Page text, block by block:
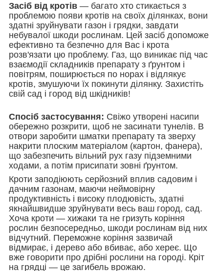
Засіб від кротів — багато хто стикається з
проблемою появи кротів на своїх ділянках, вони
здатні зруйнувати газон і грядки, завдати
небувалої шкоди рослинам. Цей засіб допоможе
ефективно та безпечно для Вас і крота
розв'язати цю проблему. Газ, що виникає під час
взаємодії складників препарату з ґрунтом і
повітрям, поширюється по норах і відлякує
кротів, змушуючи їх покинути ділянку. Захистіть
свій сад і город від шкідників!
Спосіб застосування: Свіжо утворені насипи
обережно розкрити, щоб не засинати тунелів. В
отвори заробити шматки препарату та зверху
накрити плоским матеріалом (картон, фанера),
що забезпечить вільний рух газу підземними
ходами, а потім присипати зовні ґрунтом.
Кроти заподіюють серйозний вплив садовим і
дачним газонам, маючи неймовірну
продуктивність і високу плодювість, здатні
якнайшвидше зруйнувати весь ваш город, сад.
Хоча кроти — хижаки та не гризуть коріння
рослин безпосередньо, шкоди рослинам від них
відчутний. Переможне коріння зазвичай
відмирає, і дерево або вбиває, або хереє. Що
вже говорити про дрібні рослини на городі. Кріт
на грядці — це загибель врожаю.